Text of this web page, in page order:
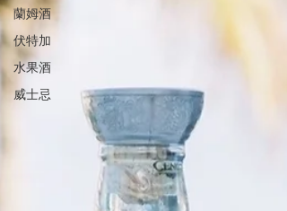
蘭姆酒
伏特加
水果酒
威士忌